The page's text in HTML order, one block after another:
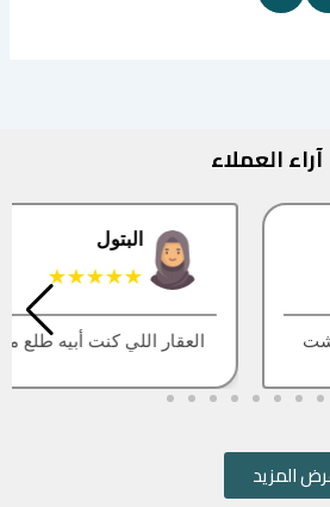
آراء العملاء
طلع مباع، أتمنى التحديث يكون أسرع
المزيد